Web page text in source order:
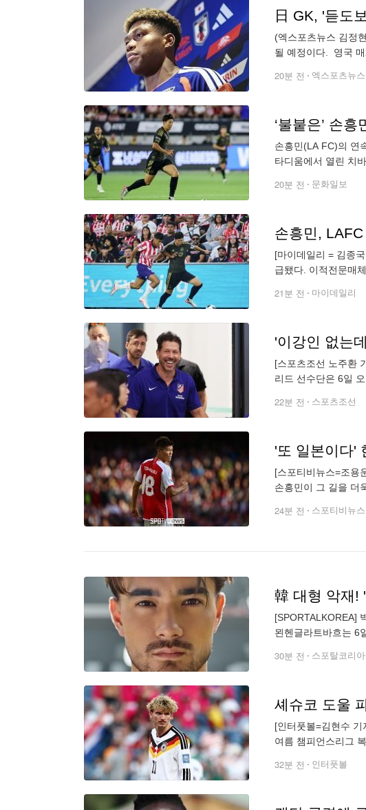
(엑스포츠뉴스 김정
될 예정이다. 영국
20분 전 엑스포츠뉴스
‘불붙은’ 손
손흥민(LA FC)의 연
타디움에서 열린 치
20분 전 문화일보
[마이데일리 = 김종
급됐다. 이적전문매
21분 전 마이데일리
[스포츠조선 노주환
리드 선수단은 6일
22분 전 스포츠조선
[스포티비뉴스=조용
손흥민이 그 길을 더
24분 전 스포티비뉴스
[SPORTALKOREA]
묀헨글라트바흐는 6
30분 전 스포탈코리아
[인터풋볼=김현수
여름 챔피언스리그
32분 전 인터풋볼